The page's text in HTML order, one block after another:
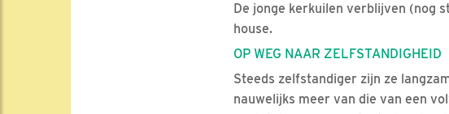
De jonge kerkuilen verblijven (nog
house.
OP WEG NAAR ZELFSTANDIGHEID
Steeds zelfstandiger zijn ze
nauwelijks meer van die van een